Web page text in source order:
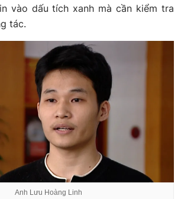
vào dấu tích xanh mà cần kiểm tra
tác.
Anh Lưu Hoàng Linh